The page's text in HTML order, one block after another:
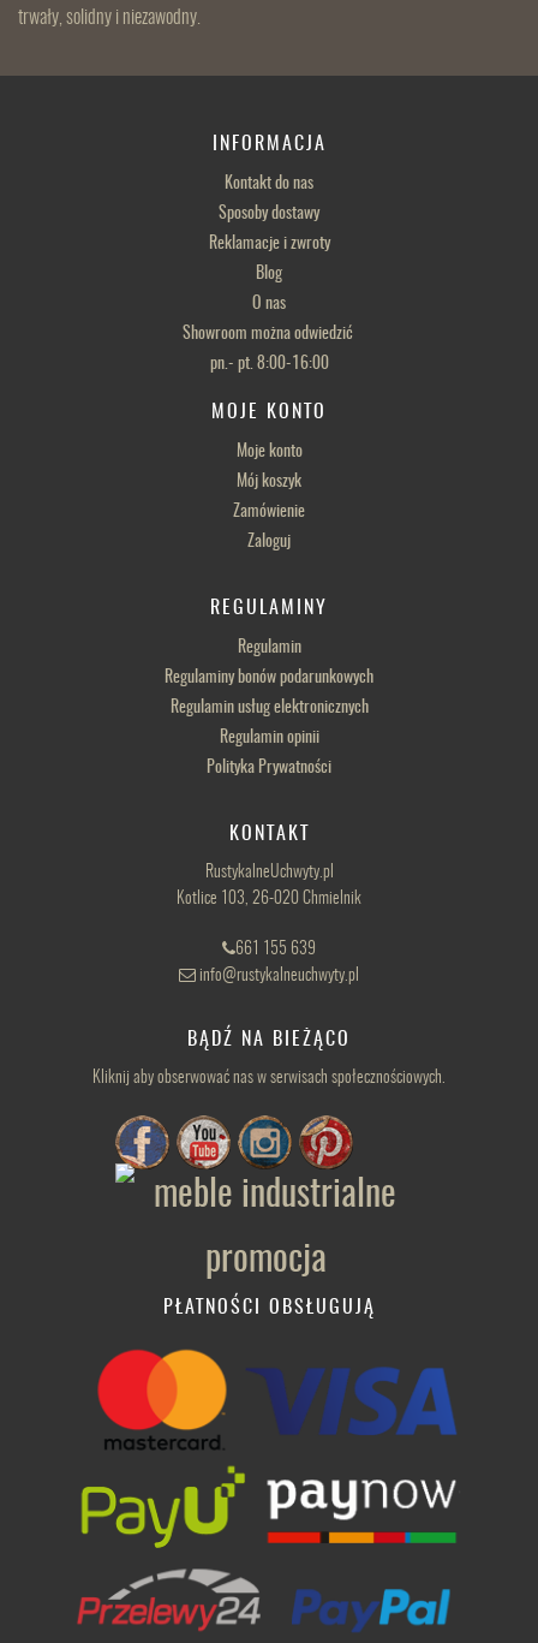
trwały, solidny i niezawodny.
INFORMACJA
Kontakt do nas
Sposoby dostawy
Reklamacje i zwroty
Blog
O nas
Showroom można odwiedzić
pn.- pt. 8:00-16:00
MOJE KONTO
Moje konto
Mój koszyk
Zamówienie
Zaloguj
REGULAMINY
Regulamin
Regulaminy bonów podarunkowych
Regulamin usług elektronicznych
Regulamin opinii
Polityka Prywatności
KONTAKT
RustykalneUchwyty.pl
Kotlice 103, 26-020 Chmielnik
661 155 639
info@rustykalneuchwyty.pl
BĄDŹ NA BIEŻĄCO
Kliknij aby obserwować nas w serwisach społecznościowych.
PŁATNOŚCI OBSŁUGUJĄ